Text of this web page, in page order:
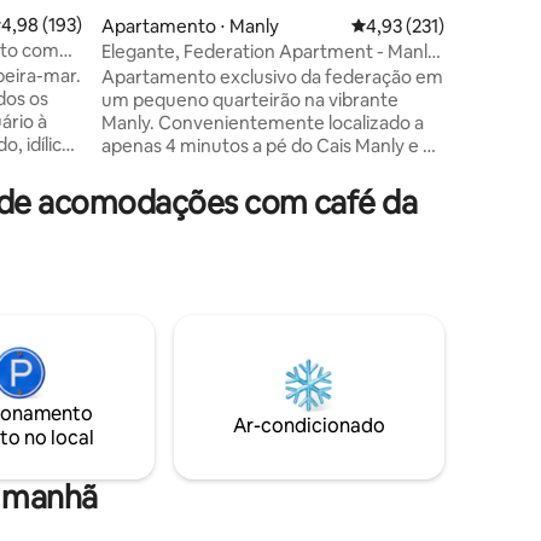
de uma avaliação média de 5, 193 avaliações
4,98 (193)
com
mar.
os
à
idílico
livre
na
vai
Apartamento ⋅ Manly 4,93 de uma avaliação
4,93 (231)
Elegante, Federation Apartment - Manly
Wharf
Apartamento exclusivo da federação em
um pequeno quarteirão na vibrante
Manly. Convenientemente localizado a
apenas 4 minutos a pé do Cais Manly e do
rápido ao transporte para o CBD de
Sydney e além. Apartamento inteiro com
de bicicletas e transporte, tudo a uma
acomodações com café da
no local
Ar-condicionado